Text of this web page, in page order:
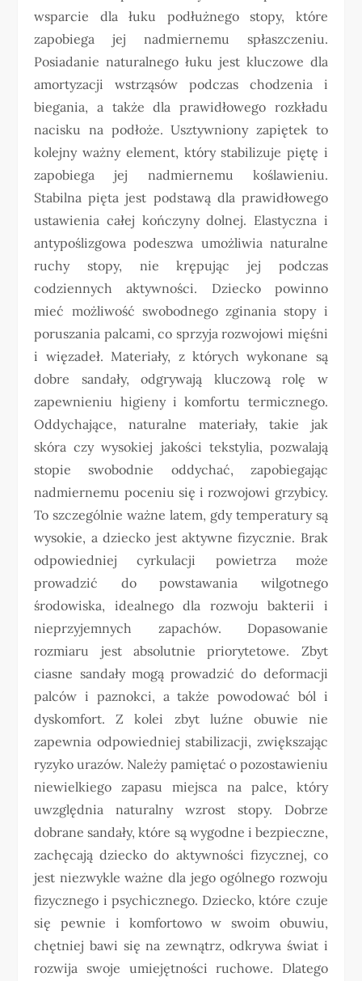
wsparcie dla łuku podłużnego stopy, które
zapobiega jej nadmiernemu spłaszczeniu.
Posiadanie naturalnego łuku jest kluczowe dla
amortyzacji wstrząsów podczas chodzenia i
biegania, a także dla prawidłowego rozkładu
nacisku na podłoże. Usztywniony zapiętek to
kolejny ważny element, który stabilizuje piętę i
zapobiega jej nadmiernemu koślawieniu.
Stabilna pięta jest podstawą dla prawidłowego
ustawienia całej kończyny dolnej. Elastyczna i
antypoślizgowa podeszwa umożliwia naturalne
ruchy stopy, nie krępując jej podczas
codziennych aktywności. Dziecko powinno
mieć możliwość swobodnego zginania stopy i
poruszania palcami, co sprzyja rozwojowi mięśni
i więzadeł. Materiały, z których wykonane są
dobre sandały, odgrywają kluczową rolę w
zapewnieniu higieny i komfortu termicznego.
Oddychające, naturalne materiały, takie jak
skóra czy wysokiej jakości tekstylia, pozwalają
stopie swobodnie oddychać, zapobiegając
nadmiernemu poceniu się i rozwojowi grzybicy.
To szczególnie ważne latem, gdy temperatury są
wysokie, a dziecko jest aktywne fizycznie. Brak
odpowiedniej cyrkulacji powietrza może
prowadzić do powstawania wilgotnego
środowiska, idealnego dla rozwoju bakterii i
nieprzyjemnych zapachów. Dopasowanie
rozmiaru jest absolutnie priorytetowe. Zbyt
ciasne sandały mogą prowadzić do deformacji
palców i paznokci, a także powodować ból i
dyskomfort. Z kolei zbyt luźne obuwie nie
zapewnia odpowiedniej stabilizacji, zwiększając
ryzyko urazów. Należy pamiętać o pozostawieniu
niewielkiego zapasu miejsca na palce, który
uwzględnia naturalny wzrost stopy. Dobrze
dobrane sandały, które są wygodne i bezpieczne,
zachęcają dziecko do aktywności fizycznej, co
jest niezwykle ważne dla jego ogólnego rozwoju
fizycznego i psychicznego. Dziecko, które czuje
się pewnie i komfortowo w swoim obuwiu,
chętniej bawi się na zewnątrz, odkrywa świat i
rozwija swoje umiejętności ruchowe. Dlatego